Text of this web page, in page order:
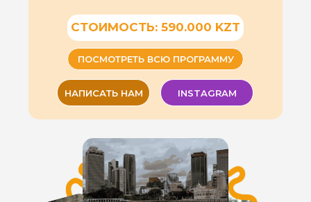
СТОИМОСТЬ: 590.000 KZT
НАПИСАТЬ НАМ INSTAGRAM
ПОСМОТРЕТЬ ВСЮ ПРОГРАММУ